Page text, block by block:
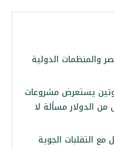
والمنظمات الدولية
بوتين يستعرض مشروعات
الدولار مسألة لا
مع التقلبات الجوية